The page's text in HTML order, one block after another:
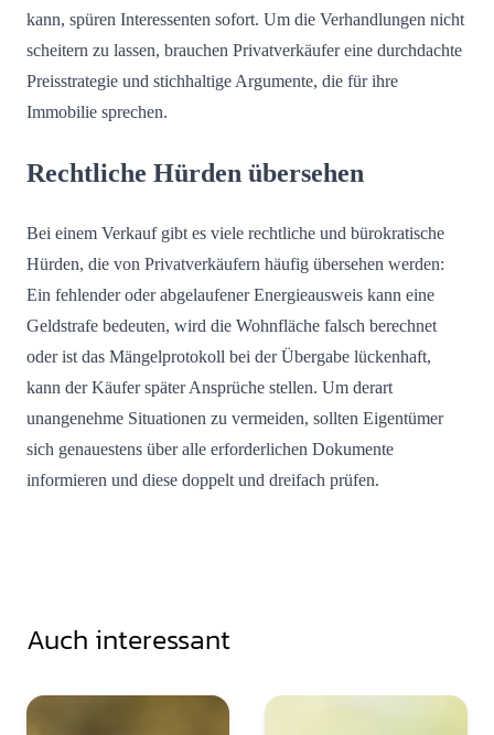
kann, spüren Interessenten sofort. Um die Verhandlungen nicht
scheitern zu lassen, brauchen Privatverkäufer eine durchdachte
Preisstrategie und stichhaltige Argumente, die für ihre
Immobilie sprechen.
Rechtliche Hürden übersehen
Bei einem Verkauf gibt es viele rechtliche und bürokratische
Hürden, die von Privatverkäufern häufig übersehen werden:
Ein fehlender oder abgelaufener Energieausweis kann eine
Geldstrafe bedeuten, wird die Wohnfläche falsch berechnet
oder ist das Mängelprotokoll bei der Übergabe lückenhaft,
kann der Käufer später Ansprüche stellen. Um derart
unangenehme Situationen zu vermeiden, sollten Eigentümer
sich genauestens über alle erforderlichen Dokumente
informieren und diese doppelt und dreifach prüfen.
Auch interessant